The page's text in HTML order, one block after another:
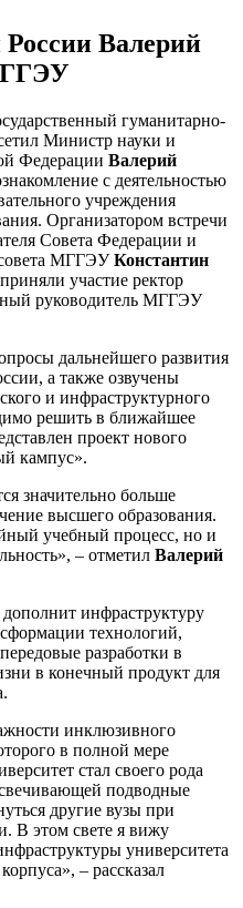
Валерий
гуманитарно-
Министр науки и
Федерации Валерий
с деятельностью
учреждения
Организатором встречи
Совета Федерации и
совета МГГЭУКонстантин
участие ректор
руководитель МГГЭУ
дальнейшего развития
а также озвучены
и инфраструктурного
решить в ближайшее
проект нового
кампус».
значительно больше
высшего образования.
учебный процесс, но и
– отметил Валерий
инфраструктуру
технологий,
разработки в
в конечный продукт для
инклюзивного
в полной мере
стал своего рода
подводные
другие вузы при
В этом свете я вижу
университета
– рассказал